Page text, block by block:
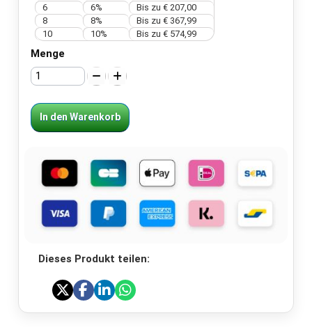
6
6% Bis zu € 207,00
8
8% Bis zu € 367,99
10
10% Bis zu € 574,99
Menge
In den Warenkorb
Dieses Produkt teilen: